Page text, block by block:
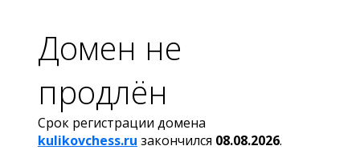
Домен не
продлён
Срок регистрации домена
kulikovchess.ru закончился 08.08.2026.